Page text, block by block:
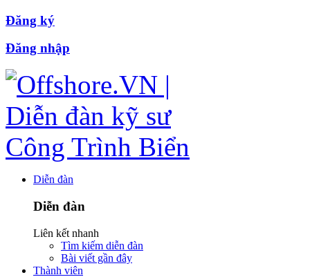
Đăng ký
Đăng nhập
Diễn đàn
Diễn đàn
Liên kết nhanh
Tìm kiếm diễn đàn
Bài viết gần đây
Thành viên